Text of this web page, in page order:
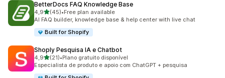
BetterDocs FAQ Knowledge Base
4,9de 5 estrelas
(45)
45 total de avaliações
•Free plan available
AI FAQ builder, knowledge base & help center with live chat
Built for Shopify
Shoply Pesquisa IA e Chatbot
4,9de 5 estrelas
(21)
21 total de avaliações
•Plano gratuito disponível
Especialista de produto e apoio com ChatGPT + pesquisa